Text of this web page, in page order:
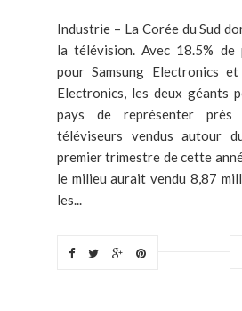
Industrie – La Corée du Sud
la télévision. Avec 18.5% de
pour Samsung Electronics
Electronics, les deux géants
pays de représenter près
téléviseurs vendus autour
premier trimestre de cette
le milieu aurait vendu 8,87
les...